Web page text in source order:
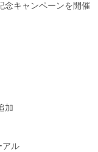
念キャンペーンを開催
加
ル